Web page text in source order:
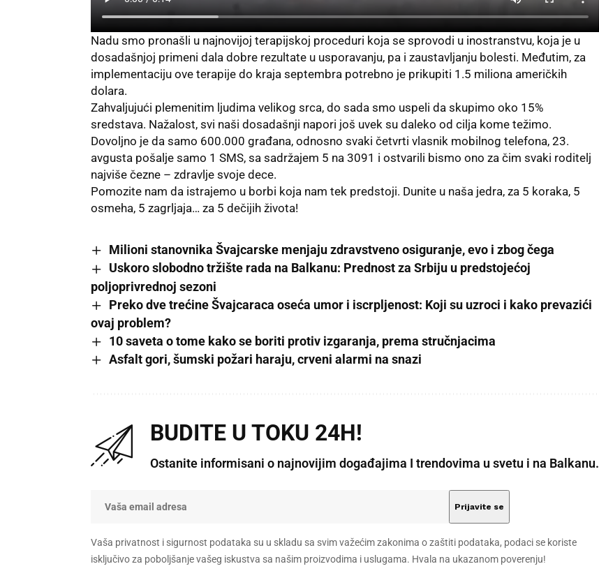
Nadu smo pronašli u najnovijoj terapijskoj proceduri koja se sprovodi u inostranstvu, koja je u
dosadašnjoj primeni dala dobre rezultate u usporavanju, pa i zaustavljanju bolesti. Međutim, za
implementaciju ove terapije do kraja septembra potrebno je prikupiti 1.5 miliona američkih
dolara.
Zahvaljujući plemenitim ljudima velikog srca, do sada smo uspeli da skupimo oko 15%
sredstava. Nažalost, svi naši dosadašnji napori još uvek su daleko od cilja kome težimo.
Dovoljno je da samo 600.000 građana, odnosno svaki četvrti vlasnik mobilnog telefona, 23.
avgusta pošalje samo 1 SMS, sa sadržajem 5 na 3091 i ostvarili bismo ono za čim svaki roditelj
najviše čezne – zdravlje svoje dece.
Pomozite nam da istrajemo u borbi koja nam tek predstoji. Dunite u naša jedra, za 5 koraka, 5
osmeha, 5 zagrljaja… za 5 dečijih života!
Milioni stanovnika Švajcarske menjaju zdravstveno osiguranje, evo i zbog čega
Uskoro slobodno tržište rada na Balkanu: Prednost za Srbiju u predstojećoj
poljoprivrednoj sezoni
Preko dve trećine Švajcaraca oseća umor i iscrpljenost: Koji su uzroci i kako prevazići
ovaj problem?
10 saveta o tome kako se boriti protiv izgaranja, prema stručnjacima
Asfalt gori, šumski požari haraju, crveni alarmi na snazi
BUDITE U TOKU 24H!
Ostanite informisani o najnovijim događajima I trendovima u svetu i na Balkanu.
Vaša privatnost i sigurnost podataka su u skladu sa svim važećim zakonima o zaštiti podataka, podaci se koriste
isključivo za poboljšanje vašeg iskustva sa našim proizvodima i uslugama. Hvala na ukazanom poverenju!